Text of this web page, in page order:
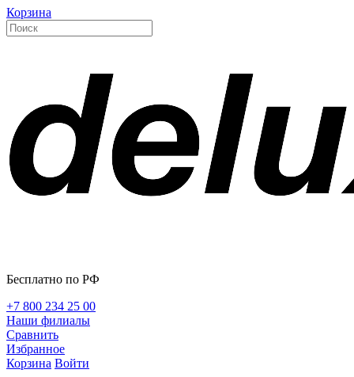
Корзина
Бесплатно по РФ
+7 800 234 25 00
Наши филиалы
Сравнить
Избранное
Корзина Войти